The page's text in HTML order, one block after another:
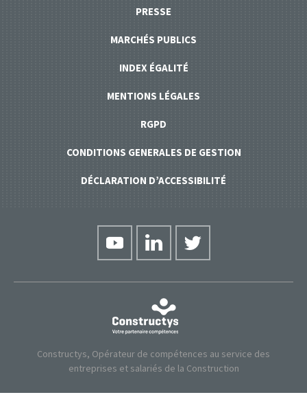
PRESSE
MARCHÉS PUBLICS
INDEX ÉGALITÉ
MENTIONS LÉGALES
RGPD
CONDITIONS GENERALES DE GESTION
DÉCLARATION D’ACCESSIBILITÉ
Constructys, Opérateur de compétences au service des
entreprises et salariés de la Construction